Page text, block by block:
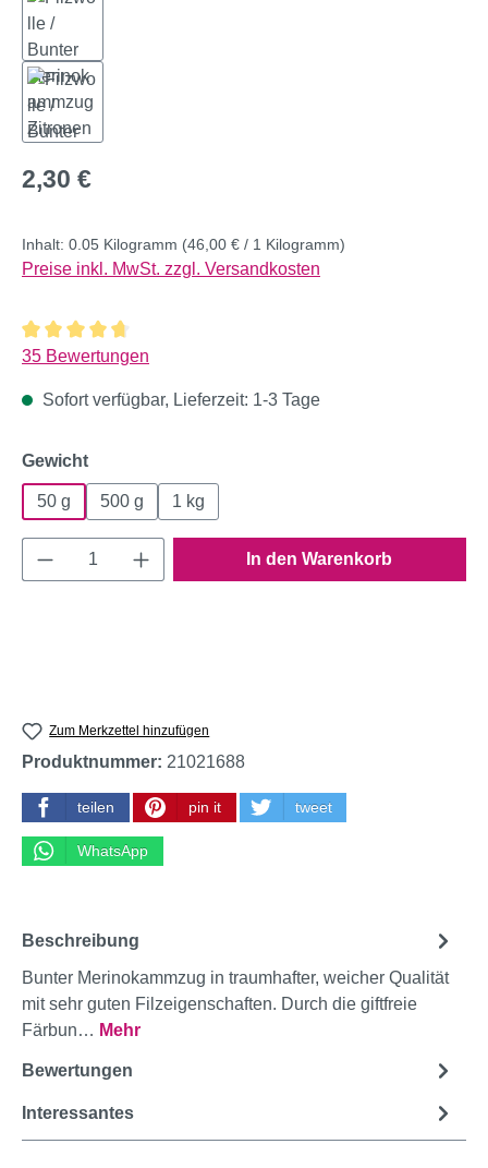
Regulärer Preis:
2,30 €
Inhalt: 0.05 Kilogramm (46,00 € / 1 Kilogramm)
Preise inkl. MwSt. zzgl. Versandkosten
Durchschnittliche Bewertung von 4.74 von 5 Sternen
35 Bewertungen
Sofort verfügbar, Lieferzeit: 1-3 Tage
Gewichtauswählen
50 g 500 g 1 kg
Produkt Anzahl: Gib den gewünschten
In den Warenkorb
Zum Merkzettel hinzufügen
Produktnummer: 21021688
teilen pin it tweet
WhatsApp
Beschreibung
Bunter Merinokammzug in traumhafter, weicher Qualität
mit sehr guten Filzeigenschaften. Durch die giftfreie
Färbun… Mehr
Bewertungen
Interessantes